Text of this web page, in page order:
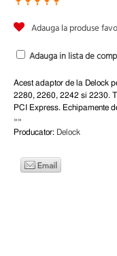
Adauga la produse
Adauga in lista de
Acest adaptor de la Delock
2280, 2260, 2242 si 2230.
PCI Express. Echipamente
»»
Producator: Delock